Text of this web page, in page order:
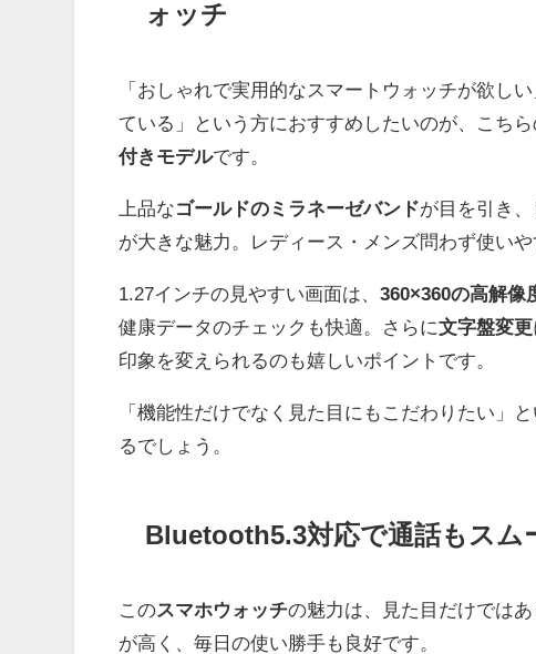
ォッチ
「おしゃれで実用的なスマートウォッチが欲し
ている」という方におすすめしたいのが、こちら
付きモデルです。
上品なゴールドのミラネーゼバンドが目を引き
が大きな魅力。レディース・メンズ問わず使い
1.27インチの見やすい画面は、360×360の高解像
健康データのチェックも快適。さらに文字盤変更
印象を変えられるのも嬉しいポイントです。
「機能性だけでなく見た目にもこだわりたい」
るでしょう。
Bluetooth5.3対応で通話もスム
このスマホウォッチの魅力は、見た目だけではあ
が高く、毎日の使い勝手も良好です。